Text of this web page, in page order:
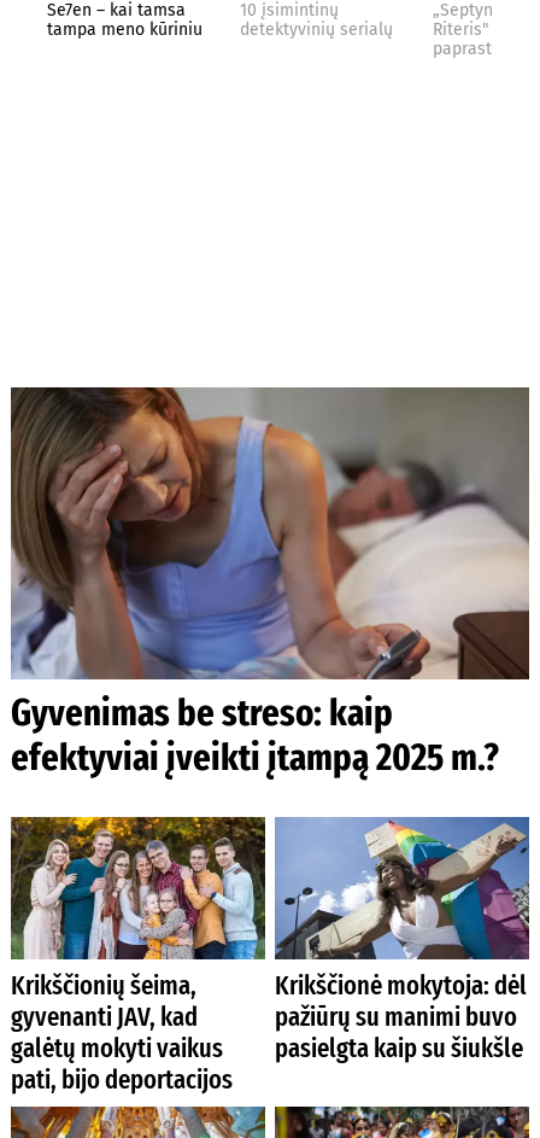
Se7en – kai tamsa
tampa meno kūriniu
10 įsimintinų
detektyvinių serialų
„Septynių
Riteris" – kai
paprastumas
Gyvenimas be streso: kaip
efektyviai įveikti įtampą 2025 m.?
Krikščionių šeima,
gyvenanti JAV, kad
galėtų mokyti vaikus
pati, bijo deportacijos
Krikščionė mokytoja: dėl
pažiūrų su manimi buvo
pasielgta kaip su šiukšle